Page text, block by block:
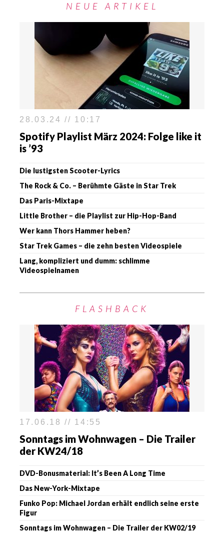
NEUE ARTIKEL
28.03.24 // 10:17
Spotify Playlist März 2024: Folge like it
is ’93
Die lustigsten Scooter-Lyrics
The Rock & Co. – Berühmte Gäste in Star Trek
Das Paris-Mixtape
Little Brother – die Playlist zur Hip-Hop-Band
Wer kann Thors Hammer heben?
Star Trek Games – die zehn besten Videospiele
Lang, kompliziert und dumm: schlimme
Videospielnamen
FLASHBACK
17.06.18 // 14:55
Sonntags im Wohnwagen – Die Trailer
der KW24/18
DVD-Bonusmaterial: It’s Been A Long Time
Das New-York-Mixtape
Funko Pop: Michael Jordan erhält endlich seine erste
Figur
Sonntags im Wohnwagen – Die Trailer der KW02/19